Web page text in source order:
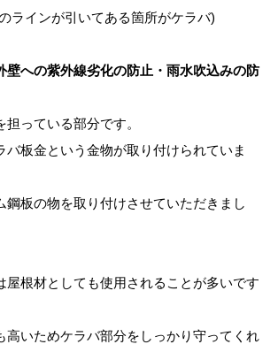
ラインが引いてある箇所がケラバ)
壁への紫外線劣化の防止・雨水吹込みの防
っている部分です。
バ板金という金物が取り付けられていま
鋼板の物を取り付けさせていただきまし
屋根材としても使用されることが多いです
高いためケラバ部分をしっかり守ってくれ